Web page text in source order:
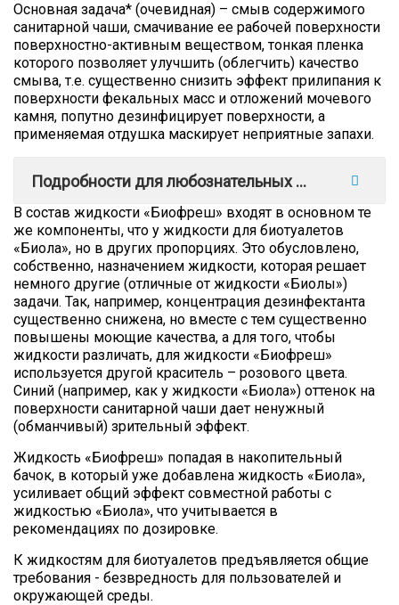
Основная задача* (очевидная) – смыв содержимого
санитарной чаши, смачивание ее рабочей поверхности
поверхностно-активным веществом, тонкая пленка
которого позволяет улучшить (облегчить) качество
смыва, т.е. существенно снизить эффект прилипания к
поверхности фекальных масс и отложений мочевого
камня, попутно дезинфицирует поверхности, а
применяемая отдушка маскирует неприятные запахи.
Подробности для любознательных ...
В состав жидкости «Биофреш» входят в основном те
же компоненты, что у жидкости для биотуалетов
«Биола», но в других пропорциях. Это обусловлено,
собственно, назначением жидкости, которая решает
немного другие (отличные от жидкости «Биолы»)
задачи. Так, например, концентрация дезинфектанта
существенно снижена, но вместе с тем существенно
повышены моющие качества, а для того, чтобы
жидкости различать, для жидкости «Биофреш»
используется другой краситель – розового цвета.
Синий (например, как у жидкости «Биола») оттенок на
поверхности санитарной чаши дает ненужный
(обманчивый) зрительный эффект.
Жидкость «Биофреш» попадая в накопительный
бачок, в который уже добавлена жидкость «Биола»,
усиливает общий эффект совместной работы с
жидкостью «Биола», что учитывается в
рекомендациях по дозировке.
К жидкостям для биотуалетов предъявляется общие
требования - безвредность для пользователей и
окружающей среды.